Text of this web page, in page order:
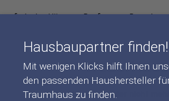
Hausbaupartner finden!
Mit wenigen Klicks hilft Ihnen
den passenden Haushersteller
Traumhaus zu finden.
finden! Häuser Baufirmen Ratgeber
WeberHaus
Dieses Haus ist leider nicht